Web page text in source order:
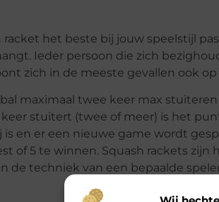
het beste bij jouw speelstijl
Ieder persoon die zich
zich in de meeste gevallen ook op
maximaal twee keer max
stuitert (twee of meer) is het
en er een nieuwe game wordt
of 5 te winnen. Squash rackets
de techniek van een bepaalde